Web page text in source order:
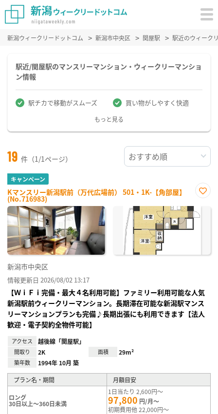
新潟ウィークリードットコム 新潟市中央区 関屋駅 駅近のウィーク
駅近/関屋駅のマンスリーマンション・ウィークリーマンショ
ン情報
駅チカで移動がスムーズ 買い物がしやすく快適
もっと見る
19 件（1/1ページ）
キャンペーン
Kマンスリー新潟駅前（万代広場前） 501・1K-【角部屋】
(No.716983)
に入
り登
新潟市中央区
情報更新日 2026/08/02 13:17
【ＷｉＦｉ完備・最大４名利用可能】ファミリー利用可能な人気
新潟駅前ウィークリーマンション。長期滞在可能な新潟駅マンス
リーマンションプランも完備♪長期出張にも利用できます【法人
歓迎・電子契約全物件可能】
アクセス 越後線「関屋駅」
間取り 2K 面積 29m²
築年数 1994年 10月 築
プラン名・期間 月額目安
ロング
30日以上～360日未満
1日当たり 2,600円～
97,800 円/月～
初期費用他 22,000円～